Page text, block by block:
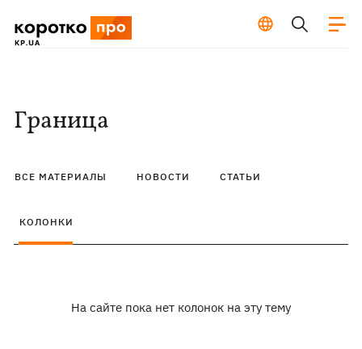
Граница
ВСЕ МАТЕРИАЛЫ НОВОСТИ СТАТЬИ
КОЛОНКИ
На сайте пока нет колонок на эту тему